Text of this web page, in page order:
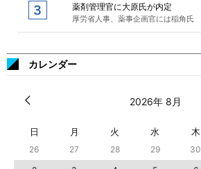
薬剤管理官に大原氏が内定
厚労省人事、薬事企画官には稲角氏
カレンダー
2026年 8月
日 月 火 水 木
26 27 28 29 30